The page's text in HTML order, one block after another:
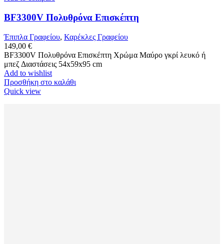
BF3300V Πολυθρόνα Επισκέπτη
Έπιπλα Γραφείου, Καρέκλες Γραφείου
149,00 €
BF3300V Πολυθρόνα Επισκέπτη Χρώμα Μαύρο γκρί λευκό ή
μπεζ Διαστάσεις 54x59x95 cm
Add to wishlist
Προσθήκη στο καλάθι
Quick view